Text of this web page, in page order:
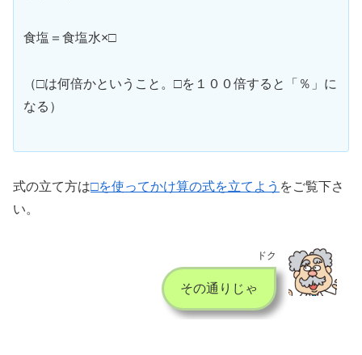
食塩＝食塩水×□
（□は何倍かということ。□を１００倍すると「％」に
なる）
式の立て方は□を使ってかけ算の式を立てよう をご覧下さ
い。
ドク
その通りじゃ